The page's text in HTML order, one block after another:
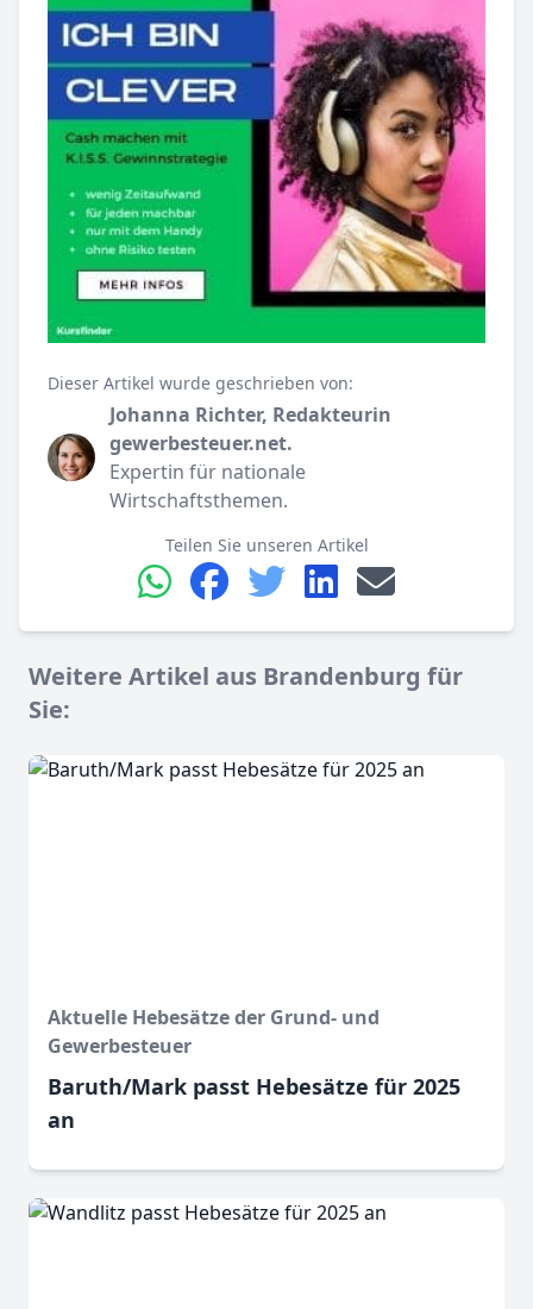
Dieser Artikel wurde geschrieben von:
Johanna Richter, Redakteurin
gewerbesteuer.net.
Expertin für nationale
Wirtschaftsthemen.
Teilen Sie unseren Artikel
Weitere Artikel aus Brandenburg für
Sie:
Aktuelle Hebesätze der Grund- und
Gewerbesteuer
Baruth/Mark passt Hebesätze für 2025
an